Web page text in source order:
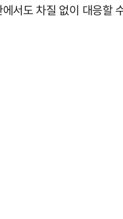
서도 차질 없이 대응